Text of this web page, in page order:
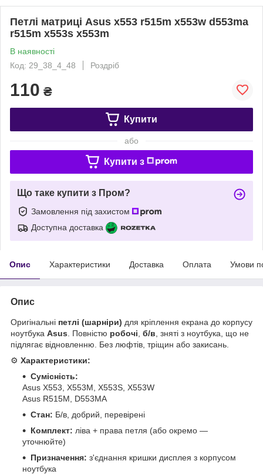
Петлі матриці Asus x553 r515m x553w d553ma
r515m x553s x553m
В наявності
Код: 29_38_4_48
Роздріб
110 ₴
Купити
або
Купити з
Що таке купити з Пром?
Замовлення під захистом
Доступна доставка
Опис Характеристики Доставка Оплата Умови
Опис
Оригінальні петлі (шарніри) для кріплення екрана до корпусу
ноутбука Asus . Повністю робочі б/в , зняті з ноутбука, що не
підлягає відновленню. Без люфтів, тріщин або закисань.
⚙️ Характеристики:
Сумісність:
Asus X553, X553M, X553S, X553W
Asus R515M, D553MA
Стан: Б/в, добрий, перевірені
Комплект: ліва + права петля (або окремо —
уточнюйте)
Призначення: з'єднання кришки дисплея з корпусом
ноутбука